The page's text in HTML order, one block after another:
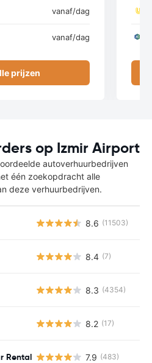
vanaf/dag
vanaf/dag
prijzen
op Izmir Airport
autoverhuurbedrijven
één zoekopdracht alle
deze verhuurbedrijven.
8.6 (11503)
8.4 (7)
8.3 (4354)
8.2 (17)
Rental 7.9 (483)